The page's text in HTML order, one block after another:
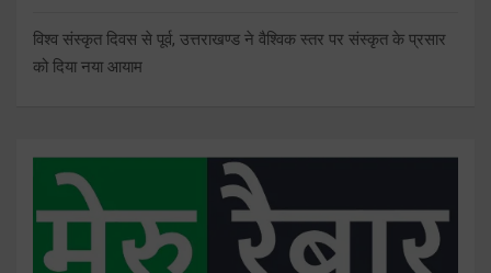
विश्व संस्कृत दिवस से पूर्व, उत्तराखण्ड ने वैश्विक स्तर पर संस्कृत के प्रसार
को दिया नया आयाम